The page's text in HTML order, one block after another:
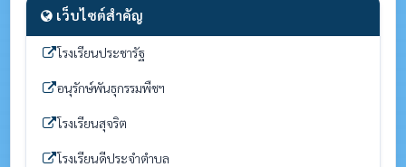
เว็บไซต์สำคัญ
โรงเรียนประชารัฐ
อนุรักษ์พันธุกรรมพืชฯ
โรงเรียนสุจริต
โรงเรียนดีประจำตำบล